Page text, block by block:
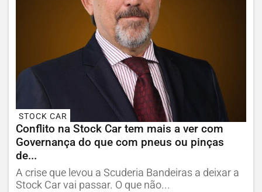
STOCK CAR
Conflito na Stock Car tem mais a ver com
Governança do que com pneus ou pinças
de...
A crise que levou a Scuderia Bandeiras a deixar a
Stock Car vai passar. O que não...